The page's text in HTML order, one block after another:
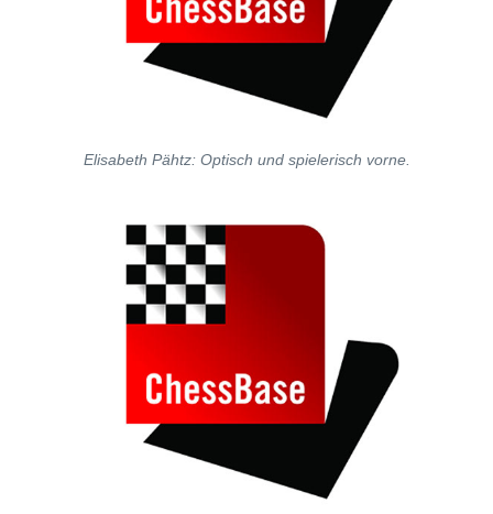
Elisabeth Pähtz: Optisch und spielerisch vorne.